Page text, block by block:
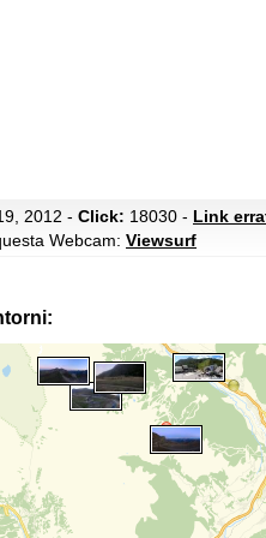
2012 - Click: 18030 - Link
Webcam: Viewsurf